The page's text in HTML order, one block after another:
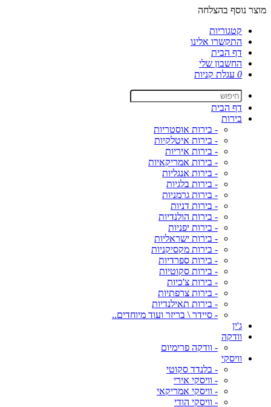
מוצר נוסף בהצלחה
קטגוריות
התקשרו אלינו
דף הבית
החשבון שלי
0 עגלת קניות
דף הבית
בירות
- בירות אוסטריות
- בירות איטלקיות
- בירות איריות
- בירות אמריקאיות
- בירות אנגליות
- בירות בלגיות
- בירות גרמניות
- בירות דניות
- בירות הולנדיות
- בירות יפניות
- בירות ישראליות
- בירות מקסיקניות
- בירות ספרדיות
- בירות סקוטיות
- בירות צ'כיות
- בירות צרפתיות
- בירות תאילנדיות
- סיידר \ בריזר ועוד מיוחדים..
ג'ין
וודקה
- וודקה פרימיום
וויסקי
- בלנדד סקוטי
- וויסקי אירי
- וויסקי אמריקאי
- וויסקי הודי